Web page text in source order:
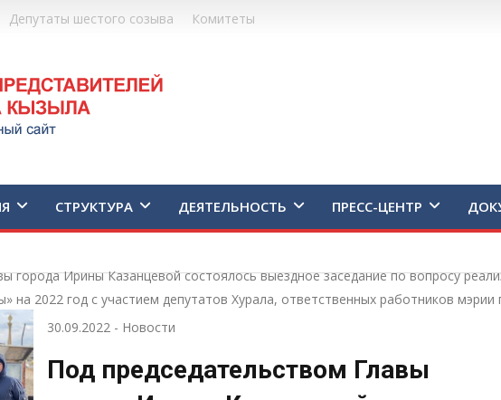
Депутаты шестого созыва Комитеты
СТРУКТУРА ДЕЯТЕЛЬНОСТЬ ПРЕСС-ЦЕНТР
города Ирины Казанцевой состоялось выездное заседание по вопросу
на 2022 год с участием депутатов Хурала, ответственных работников
30.09.2022 - Новости
Под председательством Главы